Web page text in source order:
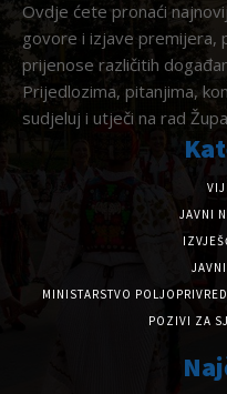
Ovdje ćete pronaći
govore i izjave premijera,
prijenose različitih
Prijedlozima, pitanjima,
sudjeluj i utječi na rad
JAVNI
MINISTARSTVO
POZIVI ZA